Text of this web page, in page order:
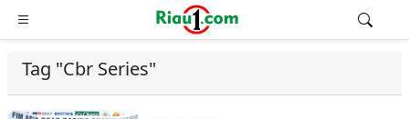
Tag "Cbr Series"